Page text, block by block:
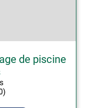
de piscine